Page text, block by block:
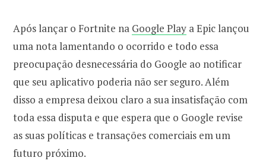
Após lançar o Fortnite na Google Play a Epic lançou
uma nota lamentando o ocorrido e todo essa
preocupação desnecessária do Google ao notificar
que seu aplicativo poderia não ser seguro. Além
disso a empresa deixou claro a sua insatisfação com
toda essa disputa e que espera que o Google revise
as suas políticas e transações comerciais em um
futuro próximo.